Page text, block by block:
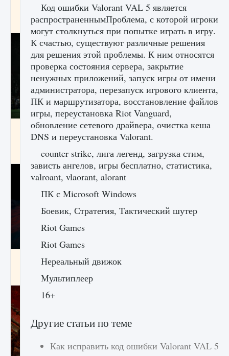
игре Creatures of Ava
9 августа 2024 1 164 0 0
Как исправить ошибку EA FC 25 beta,
которая не работает
9 августа 2024 1 370 0 0
Как создавать предметы в Creatures of Ava
9 августа 2024
Код ошибки Valorant VAL 5 является
распространеннымПроблема, с которой игроки
могут столкнуться при попытке играть в игру.
К счастью, существуют различные решения
для решения этой проблемы. К ним относятся
проверка состояния сервера, закрытие
ненужных приложений, запуск игры от имени
администратора, перезапуск игрового клиента,
ПК и маршрутизатора, восстановление файлов
игры, переустановка Riot Vanguard,
обновление сетевого драйвера, очистка кеша
DNS и переустановка Valorant.
counter strike, лига легенд, загрузка стим,
зависть ангелов, игры бесплатно, статистика,
valroant, vlaorant, alorant
ПК с Microsoft Windows
Боевик, Стратегия, Тактический шутер
Riot Games
Riot Games
Нереальный движок
Мультиплеер
16+
Другие статьи по теме
Как исправить код ошибки Valorant VAL 5